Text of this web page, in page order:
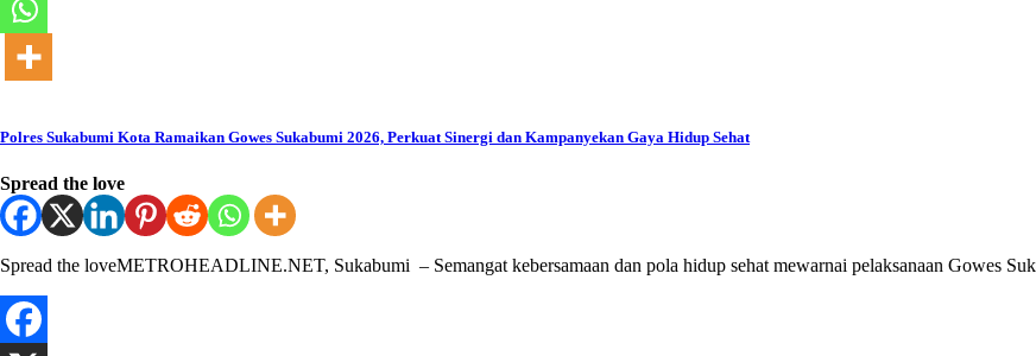
Polres Sukabumi Kota Ramaikan Gowes Sukabumi 2026, Perkuat Sinergi dan Kampanyekan Gaya Hidup Sehat
Spread the love
Spread the loveMETROHEADLINE.NET, Sukabumi – Semangat kebersamaan dan pola hidup sehat mewarnai pelaksanaan Gowes